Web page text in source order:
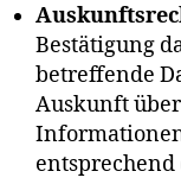
Bestätigung
betreffende
Auskunft
entsprechend